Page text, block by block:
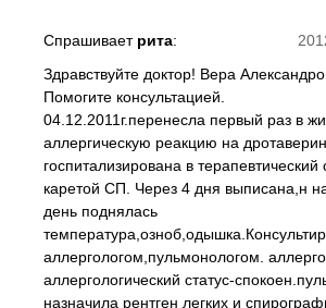
Спрашивает рита:
Здравствуйте доктор! Вера
Помогите консультацией.
04.12.2011г.перенесла первый раз в
аллергическую реакцию на
госпитализирована в терапевтический
каретой СП. Через 4 дня выписана,н
день поднялась
аллергологом,пульмонологом.
аллергологический статус-
назначила рентген легких и